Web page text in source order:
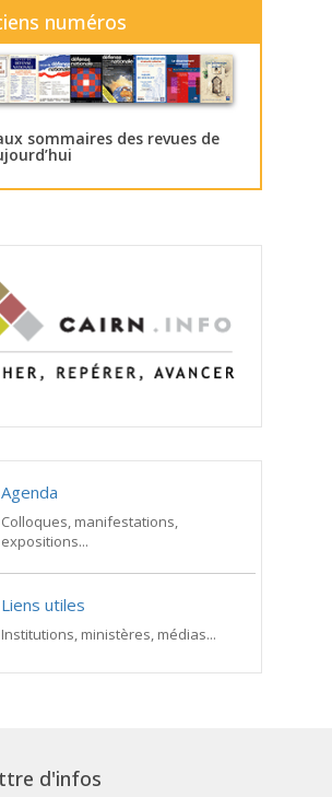
numéros
sommaires des revues de
Agenda
Colloques, manifestations,
expositions...
Liens utiles
Institutions, ministères, médias...
d'infos